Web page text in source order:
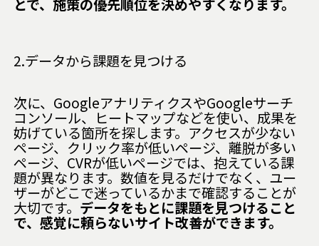
とで、施策の優先順位を決めやすくなります。
2.データから課題を見つける
次に、GoogleアナリティクスやGoogleサーチ
コンソール、ヒートマップなどを使い、成果を
妨げている箇所を探します。アクセスが少ない
ページ、クリック率が低いページ、離脱が多い
ページ、CVRが低いページでは、抱えている課
題が異なります。数値を見るだけでなく、ユー
ザーがどこで迷っているかまで確認することが
大切です。 データをもとに課題を見つけること
で、感覚に頼らないサイト改善ができます。